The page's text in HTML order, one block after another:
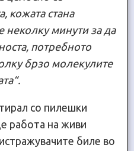
кожата стана
неколку минути за да
потребното
брзо молекулите
со пилешки
работа на живи
биле во